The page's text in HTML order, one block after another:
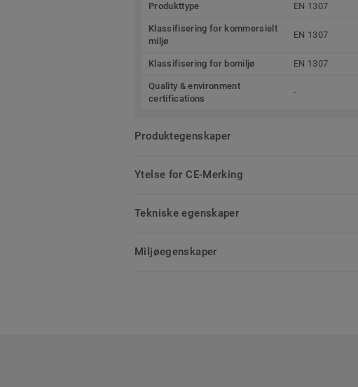
Produkttype EN 1307
Klassifisering for kommersielt
miljø
EN 1307
Klassifisering for bomiljø EN 1307
Quality & environment
certifications
-
Produktegenskaper
Ytelse for CE-Merking
Tekniske egenskaper
Miljøegenskaper